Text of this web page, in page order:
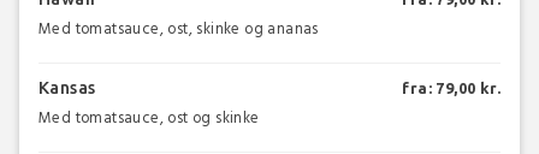
Med tomatsauce, ost, skinke og ananas
Kansas
Med tomatsauce, ost og skinke
fra: 79,00 kr.